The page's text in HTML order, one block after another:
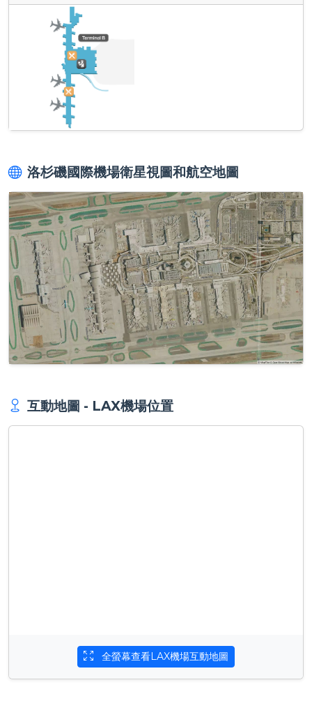
洛杉磯國際機場衛星視圖和航空地圖
互動地圖 - LAX機場位置
全螢幕查看LAX機場互動地圖